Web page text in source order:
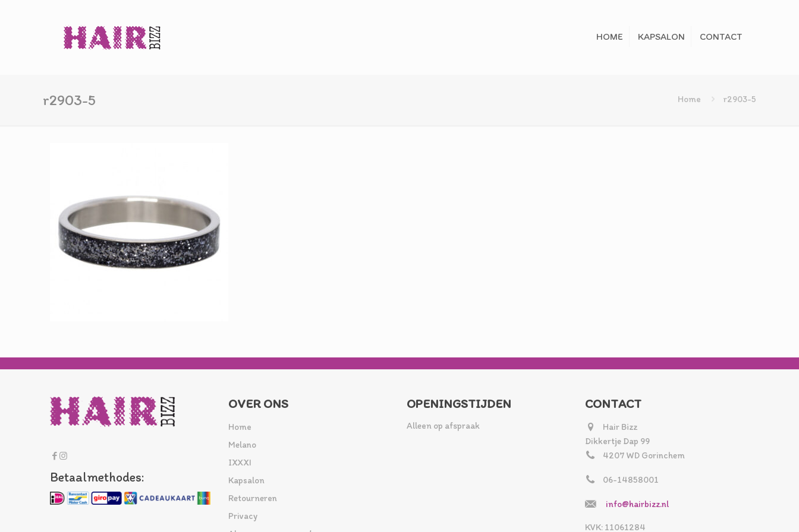
HOME KAPSALON CONTACT
r2903-5 Home r2903-5
Betaalmethodes:
OVER ONS
Home
Melano
IXXXI
Kapsalon
Retourneren
Privacy
OPENINGSTIJDEN
Alleen op afspraak
CONTACT
Hair Bizz
Dikkertje Dap 99
4207 WD Gorinchem
06-14858001
info@hairbizz.nl
KVK: 11061284